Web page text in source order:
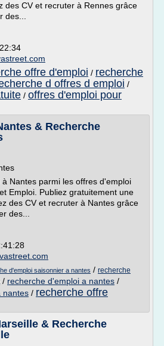
des CV et recruter à Rennes grâce
offre d'emploi / recherche
d offres d emploi /
/ offres d'emploi pour
& Recherche
Nantes parmi les offres d'emploi
Emploi. Publiez gratuitement une
des CV et recruter à Nantes grâce
des...
d'emploi saisonnier a nantes / recherche
/ recherche d'emploi a nantes /
nantes / recherche offre
& Recherche